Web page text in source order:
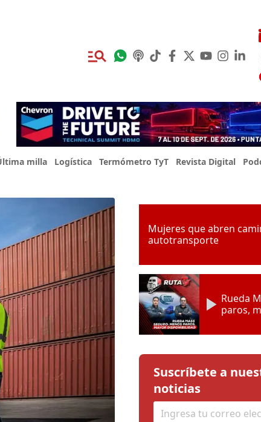
milla Logística Termómetro TyT Revista Digital
Mujeres que abren
autotransporte
Rueda
paros,
Suscríbete a
noticias